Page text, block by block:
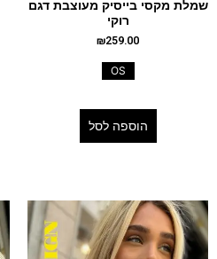
שמלת מקסי בייסיק מעוצבת דגם
רוקי
₪259.00
OS
הוספה לסל